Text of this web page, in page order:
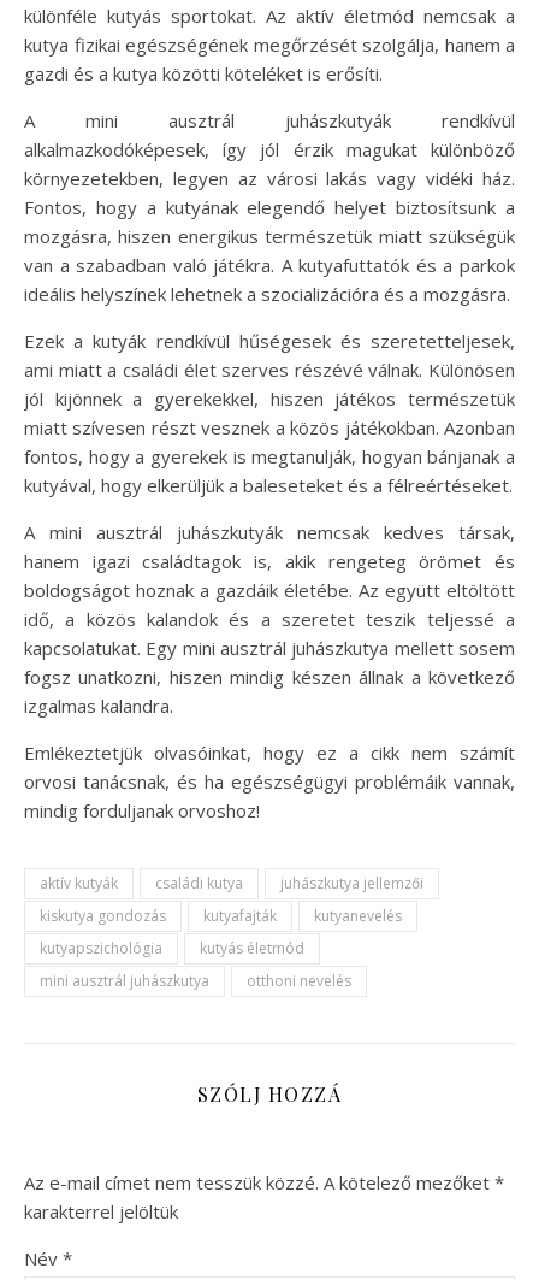
különféle kutyás sportokat. Az aktív életmód nemcsak a
kutya fizikai egészségének megőrzését szolgálja, hanem a
gazdi és a kutya közötti köteléket is erősíti.
A mini ausztrál juhászkutyák rendkívül
alkalmazkodóképesek, így jól érzik magukat különböző
környezetekben, legyen az városi lakás vagy vidéki ház.
Fontos, hogy a kutyának elegendő helyet biztosítsunk a
mozgásra, hiszen energikus természetük miatt szükségük
van a szabadban való játékra. A kutyafuttatók és a parkok
ideális helyszínek lehetnek a szocializációra és a mozgásra.
Ezek a kutyák rendkívül hűségesek és szeretetteljesek,
ami miatt a családi élet szerves részévé válnak. Különösen
jól kijönnek a gyerekekkel, hiszen játékos természetük
miatt szívesen részt vesznek a közös játékokban. Azonban
fontos, hogy a gyerekek is megtanulják, hogyan bánjanak a
kutyával, hogy elkerüljük a baleseteket és a félreértéseket.
A mini ausztrál juhászkutyák nemcsak kedves társak,
hanem igazi családtagok is, akik rengeteg örömet és
boldogságot hoznak a gazdáik életébe. Az együtt eltöltött
idő, a közös kalandok és a szeretet teszik teljessé a
kapcsolatukat. Egy mini ausztrál juhászkutya mellett sosem
fogsz unatkozni, hiszen mindig készen állnak a következő
izgalmas kalandra.
Emlékeztetjük olvasóinkat, hogy ez a cikk nem számít
orvosi tanácsnak, és ha egészségügyi problémáik vannak,
mindig forduljanak orvoshoz!
aktív kutyák családi kutya
juhászkutya jellemzői
kiskutya gondozás
kutyafajták
kutyanevelés
kutyapszichológia
kutyás életmód
mini ausztrál juhászkutya
otthoni nevelés
SZÓLJ HOZZÁ
Az e-mail címet nem tesszük közzé. A kötelező mezőket *
karakterrel jelöltük
Név *